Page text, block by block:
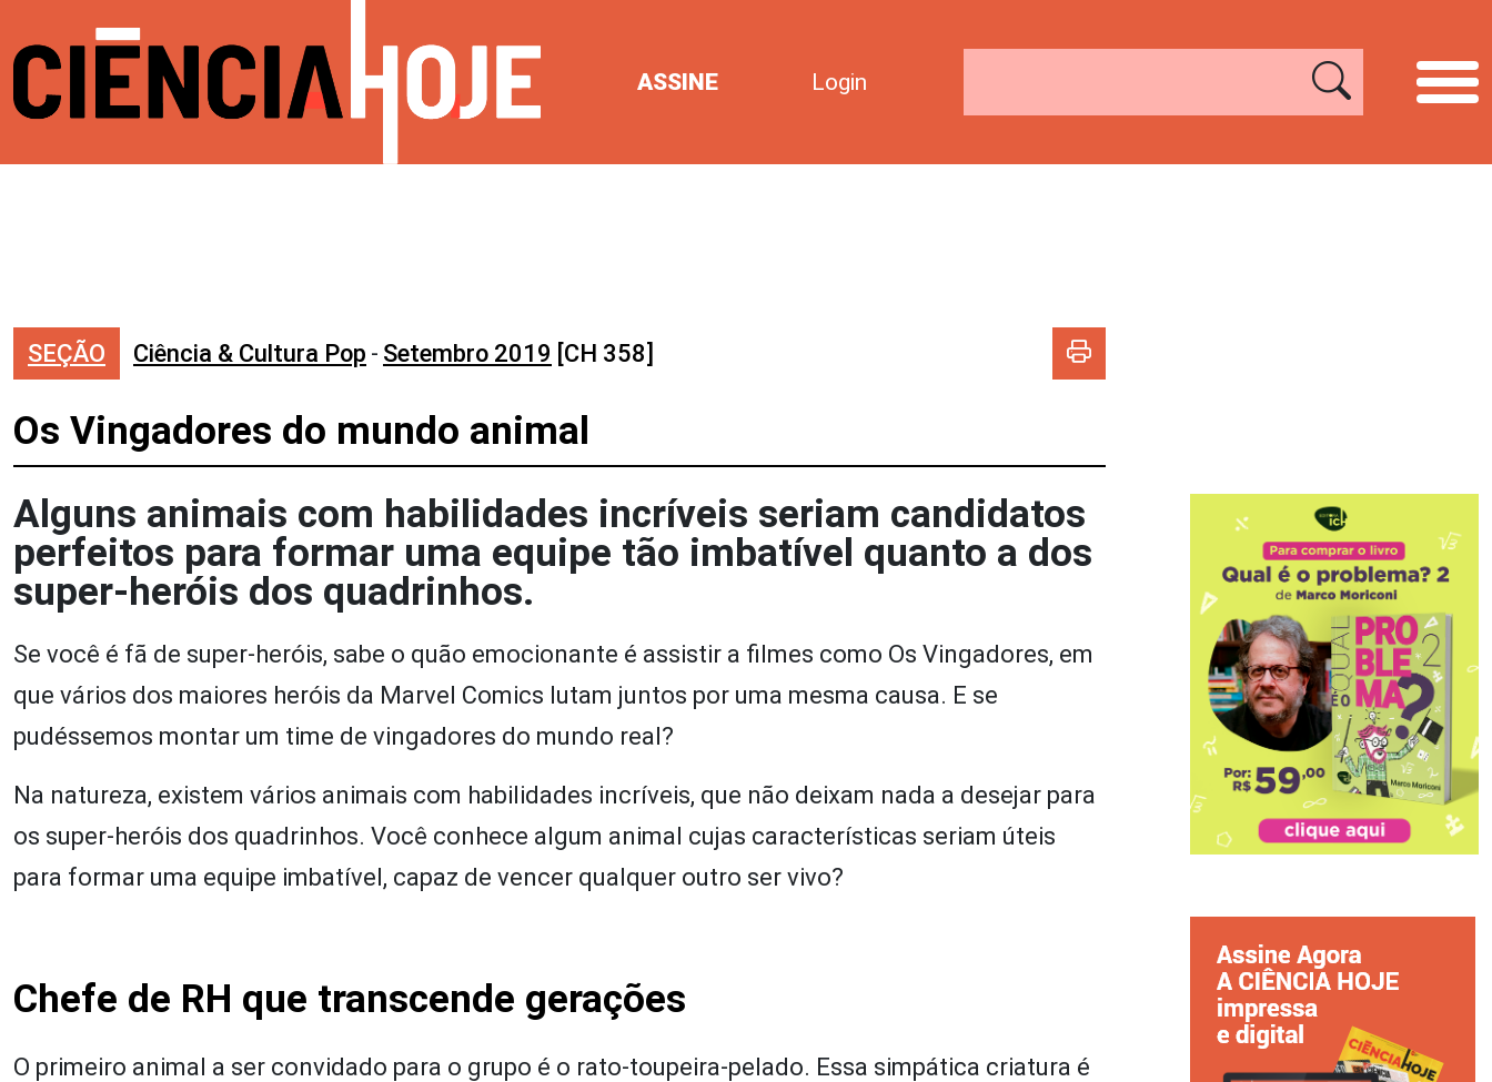
ASSINE Login
SEÇÃO Ciência & Cultura Pop - Setembro 2019 [CH 358]
Os Vingadores do mundo animal
Alguns animais com habilidades incríveis seriam candidatos
perfeitos para formar uma equipe tão imbatível quanto a dos
super-heróis dos quadrinhos.
Se você é fã de super-heróis, sabe o quão emocionante é assistir a filmes como Os Vingadores, em
que vários dos maiores heróis da Marvel Comics lutam juntos por uma mesma causa. E se
pudéssemos montar um time de vingadores do mundo real?
Na natureza, existem vários animais com habilidades incríveis, que não deixam nada a desejar para
os super-heróis dos quadrinhos. Você conhece algum animal cujas características seriam úteis
para formar uma equipe imbatível, capaz de vencer qualquer outro ser vivo?
Chefe de RH que transcende gerações
O primeiro animal a ser convidado para o grupo é o rato-toupeira-pelado. Essa simpática criatura é